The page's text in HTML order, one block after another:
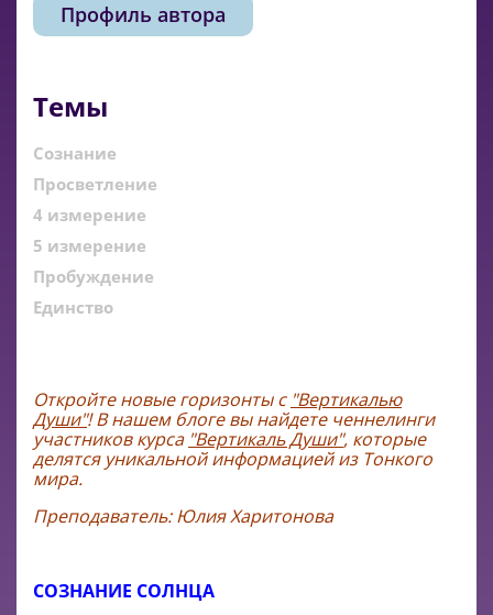
Профиль автора
Темы
Сознание
Просветление
4 измерение
5 измерение
Пробуждение
Единство
Откройте новые горизонты с "Вертикалью
Души"! В нашем блоге вы найдете ченнелинги
участников курса "Вертикаль Души", которые
делятся уникальной информацией из Тонкого
мира.
Преподаватель: Юлия Харитонова
СОЗНАНИЕ СОЛНЦА